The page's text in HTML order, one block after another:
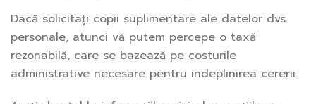
Dacă solicitați copii suplimentare ale datelor dvs.
personale, atunci vă putem percepe o taxă
rezonabilă, care se bazează pe costurile
administrative necesare pentru indeplinirea cererii.